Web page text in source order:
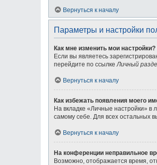
Вернуться к началу
Параметры и настройки
Как мне изменить мои настройки?
Если вы являетесь
перейдите по ссылкеЛичный
Вернуться к началу
Как избежать появления моего
На вкладке «Личные настройки»
самому себе. Для всех остальных
Вернуться к началу
На конференции неправильное
Возможно, отображается время,